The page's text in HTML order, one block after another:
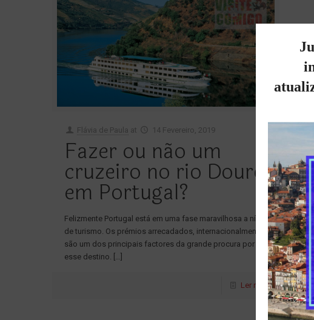
Flávia de Paula at 14 Fevereiro, 2019
Fazer ou não um
cruzeiro no rio Douro
em Portugal?
Felizmente Portugal está em uma fase maravilhosa a nível
de turismo. Os prémios arrecadados, internacionalmente,
são um dos principais factores da grande procura por
esse destino. […]
Ler mais